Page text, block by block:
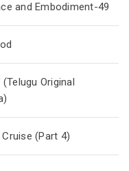
and Embodiment-49
Original
(Part 4)